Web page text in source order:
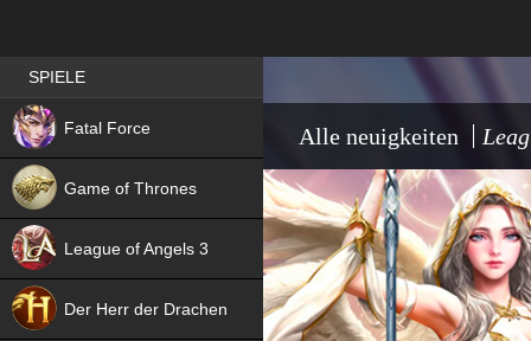
Alle neuigkeiten
Best RPG games in Germany
SPIELE
Fatal Force
NEW
Game of Thrones
League of Angels 3
Der Herr der Drachen